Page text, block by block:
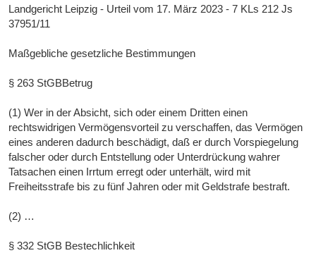
Landgericht Leipzig - Urteil vom 17. März 2023 - 7 KLs 212 Js
37951/11
Maßgebliche gesetzliche Bestimmungen
§ 263 StGBBetrug
(1) Wer in der Absicht, sich oder einem Dritten einen
rechtswidrigen Vermögensvorteil zu verschaffen, das Vermögen
eines anderen dadurch beschädigt, daß er durch Vorspiegelung
falscher oder durch Entstellung oder Unterdrückung wahrer
Tatsachen einen Irrtum erregt oder unterhält, wird mit
Freiheitsstrafe bis zu fünf Jahren oder mit Geldstrafe bestraft.
(2) …
§ 332 StGB Bestechlichkeit